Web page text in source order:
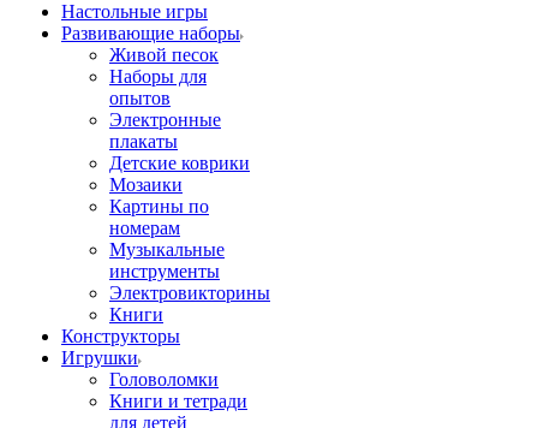
Настольные игры
Развивающие наборы
Живой песок
Наборы для
опытов
Электронные
плакаты
Детские коврики
Мозаики
Картины по
номерам
Музыкальные
инструменты
Электровикторины
Книги
Конструкторы
Игрушки
Головоломки
Книги и тетради
для детей